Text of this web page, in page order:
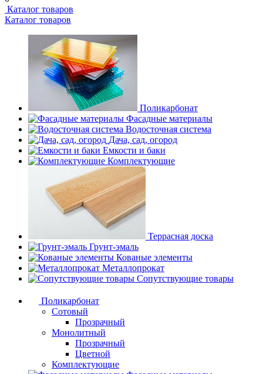
Каталог товаров
Каталог товаров
Поликарбонат
Фасадные материалы
Водосточная система
Дача, сад, огород
Емкости и баки
Комплектующие
Террасная доска
Грунт-эмаль
Кованые элементы
Металлопрокат
Сопутствующие товары
Поликарбонат
Сотовый
Прозрачный
Монолитный
Прозрачный
Цветной
Комплектующие